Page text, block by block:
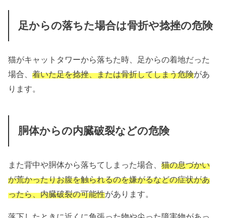
足からの落ちた場合は骨折や捻挫の危険
猫がキャットタワーから落ちた時、足からの着地だった
場合、着いた足を捻挫、または骨折してしまう危険があ
ります。
胴体からの内臓破裂などの危険
また背中や胴体から落ちてしまった場合、猫の息づかい
が荒かったりお腹を触られるのを嫌がるなどの症状があ
ったら、内臓破裂の可能性があります。